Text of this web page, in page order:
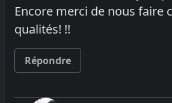
Encore merci de nous faire
qualités! !!
Répondre